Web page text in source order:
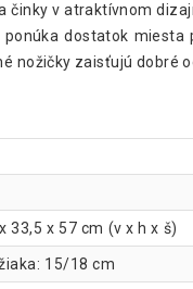
činky v atraktívnom
dostatok miesta
nožičky zaisťujú dobré
33,5 x 57 cm (v x h x š)
15/18 cm